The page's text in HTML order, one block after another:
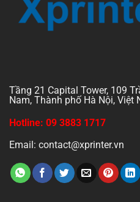
Tầng 21 Capital Tower, 109
Nam, Thành phố Hà Nội, Việt
Hotline: 09 3883 1717
Email: contact@xprinter.vn